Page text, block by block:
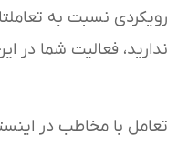
رویکردی نسبت به
ندارید، فعالیت شما در
تعامل با مخاطب در